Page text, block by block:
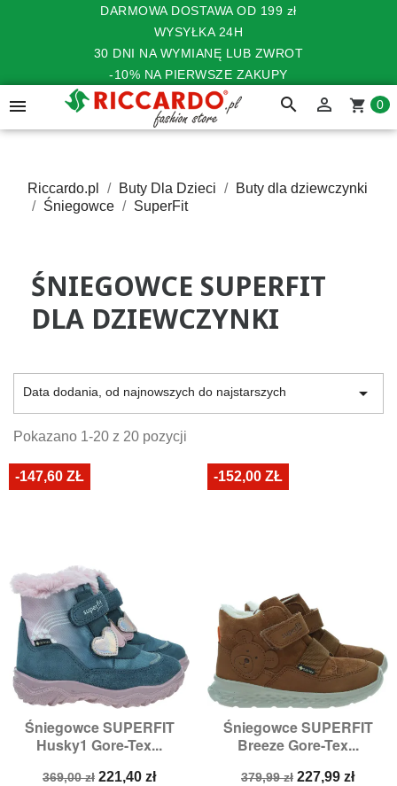
DARMOWA DOSTAWA OD 199 zł
WYSYŁKA 24H
30 DNI NA WYMIANĘ LUB ZWROT
-10% NA PIERWSZE ZAKUPY
 search  shopping_cart 0
Riccardo.pl Buty Dla Dzieci
Buty dla dziewczynki
Śniegowce
SuperFit
ŚNIEGOWCE SUPERFIT
DLA DZIEWCZYNKI
Data dodania, od najnowszych do najstarszych 
Pokazano 1-20 z 20 pozycji
Śniegowce SUPERFIT
Husky1 Gore-Tex...
Cena
369,00 zł Cena
221,40 zł
-147,60 ZŁ
Śniegowce SUPERFIT
Breeze Gore-Tex...
Cena
379,99 zł Cena
227,99 zł
-152,00 ZŁ